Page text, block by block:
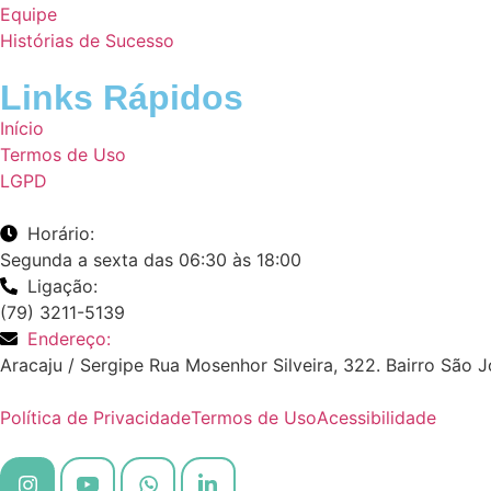
Equipe
Histórias de Sucesso
Links Rápidos
Início
Termos de Uso
LGPD
Horário:
Segunda a sexta das 06:30 às 18:00
Ligação:
(79) 3211-5139
Endereço:
Aracaju / Sergipe Rua Mosenhor Silveira, 322. Bairro São
Política de PrivacidadeTermos de UsoAcessibilidade